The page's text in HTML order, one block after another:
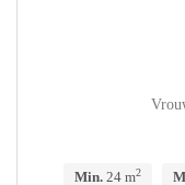
Min. 24 m2